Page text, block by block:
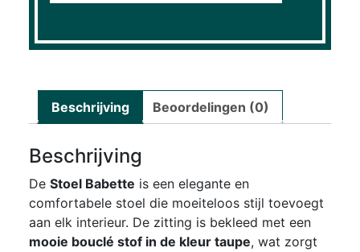
Beschrijving Beoordelingen (0)
Beschrijving
De Stoel Babette is een elegante en
comfortabele stoel die moeiteloos stijl toevoegt
aan elk interieur. De zitting is bekleed met een
mooie bouclé stof in de kleur taupe, wat zorgt